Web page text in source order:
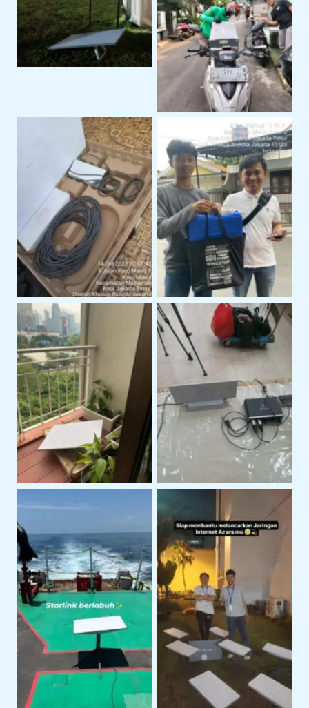
Event Outdoor
Pengiriman Perangkat
ke Lokasi Proyek Klien
Perangkat Starlink
Siap Pakai Untuk
Operasional
Serah Terima Sewa
Starlink Di Area
Jakarta Timur
Layanan Support
Teknis Starlink di
Lokasi Klien
Instalasi Starlink Gen 3
Untuk Koneksi Internet
Area Terbuka
Penggunaan Starlink di
Area Perairan
Penggunaan Starlink
Untuk Kegiatan
Lapangan